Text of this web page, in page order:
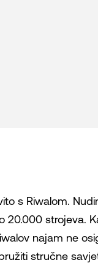
s Riwalom.
20.000 strojeva.
najam ne
stručne